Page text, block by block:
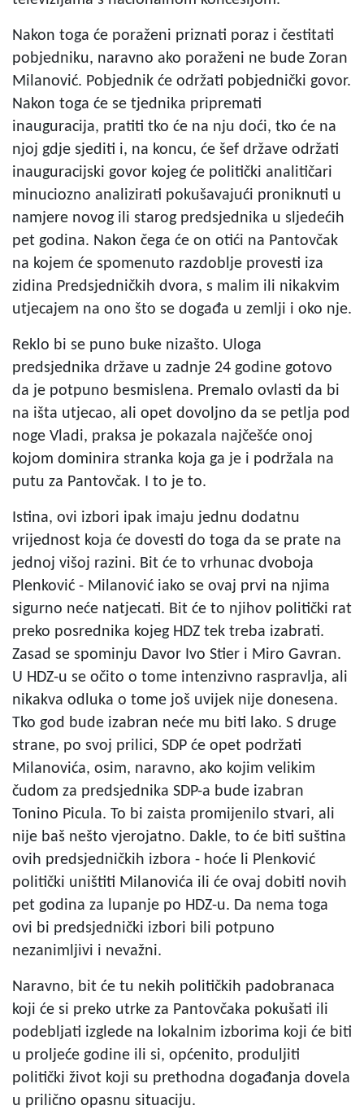
Nakon toga će poraženi priznati poraz i čestitati
pobjedniku, naravno ako poraženi ne bude Zoran
Milanović. Pobjednik će održati pobjednički govor.
Nakon toga će se tjednika pripremati
inauguracija, pratiti tko će na nju doći, tko će na
njoj gdje sjediti i, na koncu, će šef države održati
inauguracijski govor kojeg će politički analitičari
minuciozno analizirati pokušavajući proniknuti u
namjere novog ili starog predsjednika u sljedećih
pet godina. Nakon čega će on otići na Pantovčak
na kojem će spomenuto razdoblje provesti iza
zidina Predsjedničkih dvora, s malim ili nikakvim
utjecajem na ono što se događa u zemlji i oko nje.
Reklo bi se puno buke nizašto. Uloga
predsjednika države u zadnje 24 godine gotovo
da je potpuno besmislena. Premalo ovlasti da bi
na išta utjecao, ali opet dovoljno da se petlja pod
noge Vladi, praksa je pokazala najčešće onoj
kojom dominira stranka koja ga je i podržala na
putu za Pantovčak. I to je to.
Istina, ovi izbori ipak imaju jednu dodatnu
vrijednost koja će dovesti do toga da se prate na
jednoj višoj razini. Bit će to vrhunac dvoboja
Plenković - Milanović iako se ovaj prvi na njima
sigurno neće natjecati. Bit će to njihov politički rat
preko posrednika kojeg HDZ tek treba izabrati.
Zasad se spominju Davor Ivo Stier i Miro Gavran.
U HDZ-u se očito o tome intenzivno raspravlja, ali
nikakva odluka o tome još uvijek nije donesena.
Tko god bude izabran neće mu biti lako. S druge
strane, po svoj prilici, SDP će opet podržati
Milanovića, osim, naravno, ako kojim velikim
čudom za predsjednika SDP-a bude izabran
Tonino Picula. To bi zaista promijenilo stvari, ali
nije baš nešto vjerojatno. Dakle, to će biti suština
ovih predsjedničkih izbora - hoće li Plenković
politički uništiti Milanovića ili će ovaj dobiti novih
pet godina za lupanje po HDZ-u. Da nema toga
ovi bi predsjednički izbori bili potpuno
nezanimljivi i nevažni.
Naravno, bit će tu nekih političkih padobranaca
koji će si preko utrke za Pantovčaka pokušati ili
podebljati izglede na lokalnim izborima koji će biti
u proljeće godine ili si, općenito, produljiti
politički život koji su prethodna događanja dovela
u prilično opasnu situaciju.